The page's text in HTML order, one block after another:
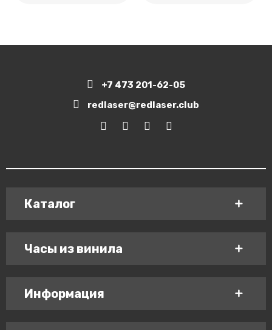
+7 473 201-62-05
redlaser@redlaser.club
Каталог
Часы из винила
Информация